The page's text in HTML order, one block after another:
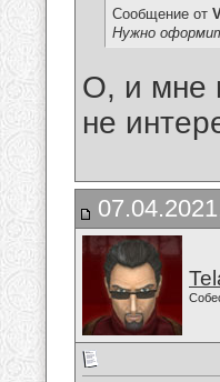
Сообщение от
Нужно
О, и мне
не